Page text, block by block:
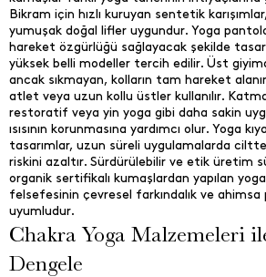
Bikram için hızlı kuruyan sentetik
yumuşak doğal lifler uygundur. Yoga
hareket özgürlüğü sağlayacak şekilde
yüksek belli modeller tercih edilir. Üst
ancak sıkmayan, kolların tam hareket
atlet veya uzun kollu üstler kullanılır.
restoratif veya yin yoga gibi daha sakin
ısısının korunmasına yardımcı olur. Yoga
tasarımlar, uzun süreli uygulamalarda
riskini azaltır. Sürdürülebilir ve etik üretim
organik sertifikalı kumaşlardan yapılan
felsefesinin çevresel farkındalık ve ahimsa
uyumludur.
Chakra Yoga Malzemeleri
Dengele